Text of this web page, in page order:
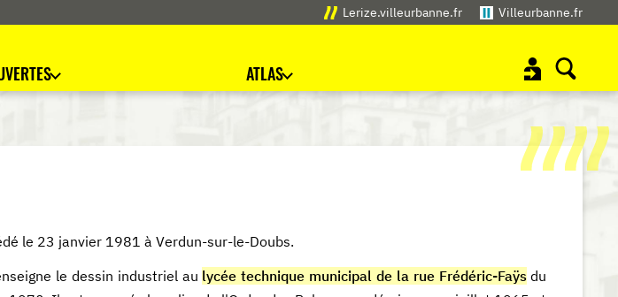
Lerize.villeurbanne.fr Villeurbanne.fr
ATLAS
le 23 janvier 1981 à Verdun-sur-le-Doubs.
le dessin industriel au lycée technique municipal de la rue Frédéric-Faÿsdu